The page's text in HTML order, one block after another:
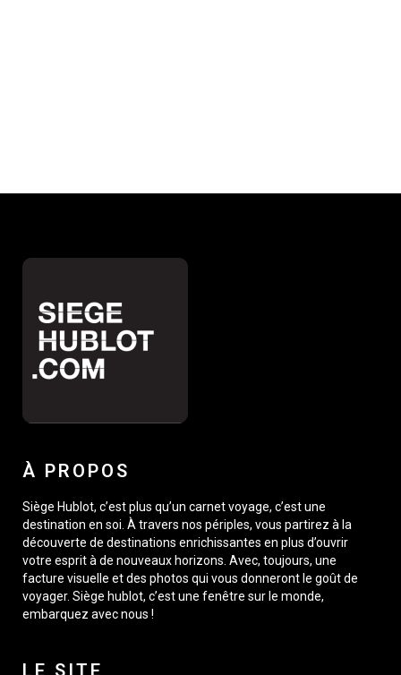
À PROPOS
Siège Hublot, c’est plus qu’un carnet voyage, c’est une
destination en soi. À travers nos périples, vous partirez à la
découverte de destinations enrichissantes en plus d’ouvrir
votre esprit à de nouveaux horizons. Avec, toujours, une
facture visuelle et des photos qui vous donneront le goût de
voyager. Siège hublot, c’est une fenêtre sur le monde,
embarquez avec nous !
LE SITE